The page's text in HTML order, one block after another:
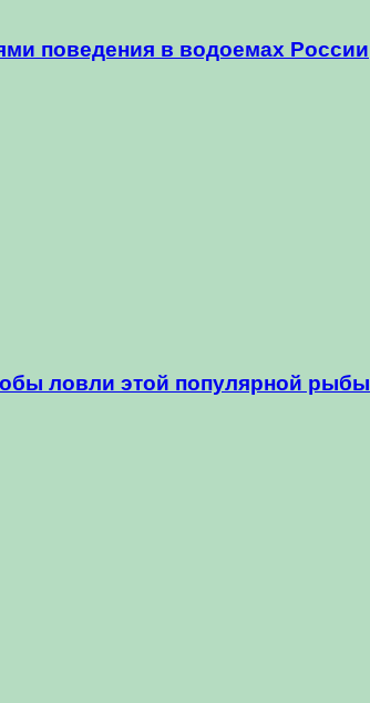
поведения в водоемах России
ловли этой популярной рыбы